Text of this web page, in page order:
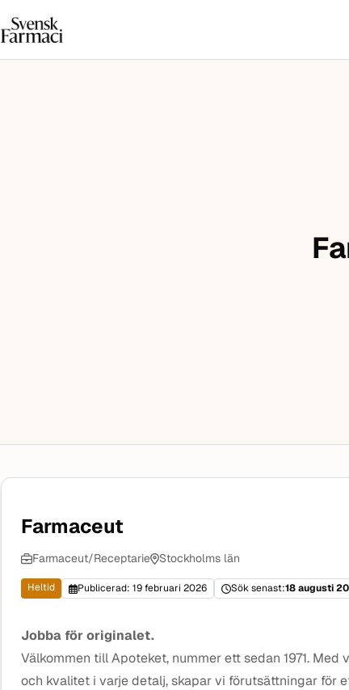
Hoppa till innehåll
Svensk farmaci
Farmaceut
Farmaceut/Receptarie Stockholms län
Heltid Publicerad: 19 februari 2026 Sök senast:18 augusti
Jobba för originalet.
Välkommen till Apoteket, nummer ett sedan 1971. Med
och kvalitet i varje detalj, skapar vi förutsättningar för